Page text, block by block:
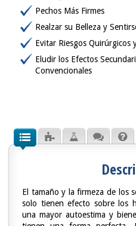
Pechos Más Firmes
Realzar su Belleza y
Evitar Riesgos Quirúrgicos
Eludir los Efectos
Convencionales
El tamaño y la firmeza de los
solo tienen efecto sobre los
una mayor autoestima y